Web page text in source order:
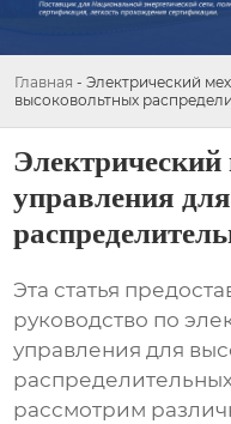
Главная - Электрический
высоковольтных
Электрический
управления
Эта статья
руководство по
управления для
рассмотрим